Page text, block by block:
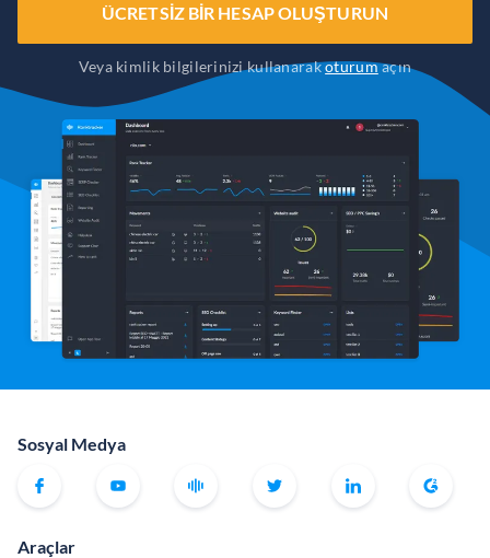
ÜCRETSIZ BIR HESAP OLUŞTURUN
Veya kimlik bilgilerinizi kullanarakoturumaçın
Sosyal Medya
Araçlar